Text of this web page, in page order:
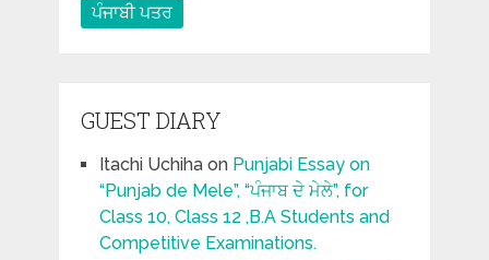
ਪੰਜਾਬੀ ਪਤਰ
GUEST DIARY
Itachi Uchihaon Punjabi Essay on
“Punjab de Mele”, “ਪੰਜਾਬ ਦੇ ਮੇਲੇ”, for
Class 10, Class 12 ,B.A Students and
Competitive Examinations.